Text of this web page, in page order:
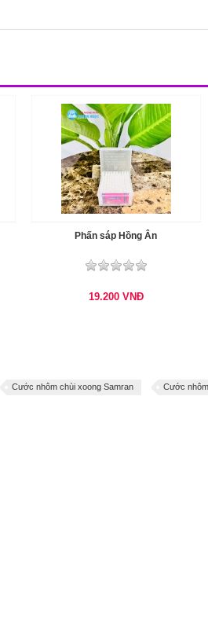
Phấn sáp Hồng Ân
19.200 VNĐ
Cước nhôm chùi xoong Samran Cước